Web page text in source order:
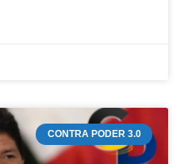
CONTRA PODER 3.0